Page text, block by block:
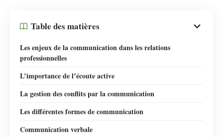
Table des matières
Les enjeux de la communication dans les relations
professionnelles
L’importance de l’écoute active
La gestion des conflits par la communication
Les différentes formes de communication
Communication verbale